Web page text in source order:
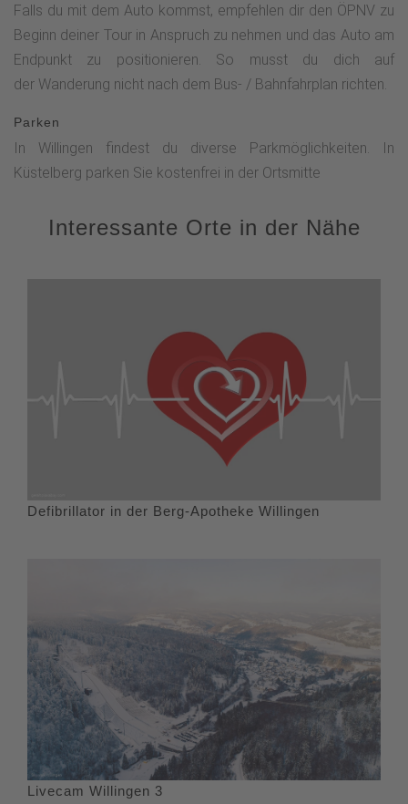
Falls du mit dem Auto kommst, empfehlen dir den ÖPNV zu
Beginn deiner Tour in Anspruch zu nehmen und das Auto am
Endpunkt zu positionieren. So musst du dich auf
der Wanderung nicht nach dem Bus- / Bahnfahrplan richten.
Parken
In Willingen findest du diverse Parkmöglichkeiten. In
Küstelberg parken Sie kostenfrei in der Ortsmitte
Interessante Orte in der Nähe
Defibrillator in der Berg-Apotheke Willingen
Livecam Willingen 3